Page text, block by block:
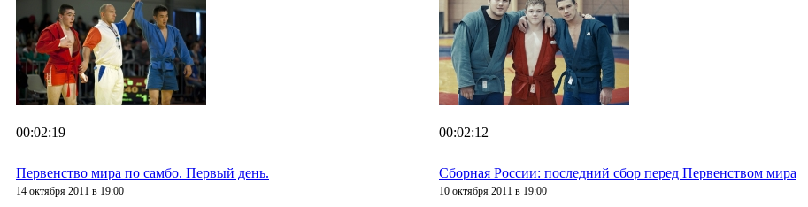
00:02:19
Первенство мира по самбо. Первый день.
14 октября 2011 в 19:00
00:02:12
Сборная России: последний сбор перед Первенством мира
10 октября 2011 в 19:00